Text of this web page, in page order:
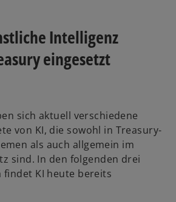
Intelligenz
eingesetzt
sich aktuell verschiedene
von KI, die sowohl in Treasury-
als auch allgemein im
sind. In den folgenden drei
findet KI heute bereits